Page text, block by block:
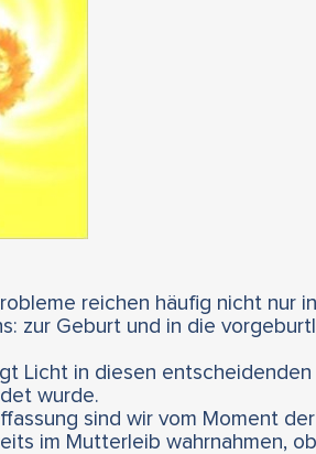
reichen häufig nicht nur
zur Geburt und in die
Licht in diesen
wurde.
sind wir vom Moment
im Mutterleib wahrnahmen,